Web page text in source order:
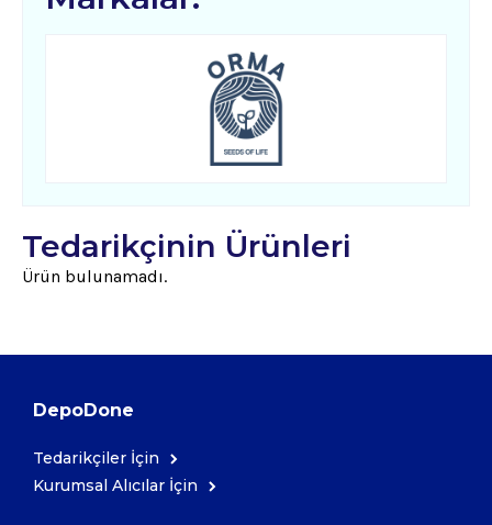
Paket Servis Ürünleri
Tedarikçinin Ürünleri
Ürün bulunamadı.
DepoDone
Tedarikçiler İçin
Kurumsal Alıcılar İçin